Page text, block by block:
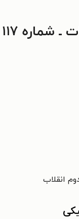
ـ بهمن ۱۴۰۰
انقلاب